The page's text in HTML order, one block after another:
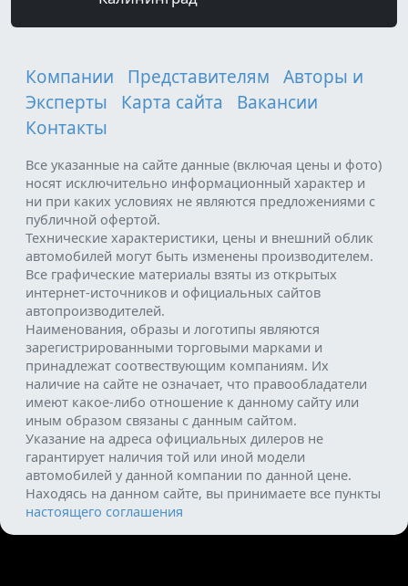
Компании Представителям
Авторы и
Эксперты
Карта сайта
Вакансии
Контакты
Все указанные на сайте данные (включая цены и фото)
носят исключительно информационный характер и
ни при каких условиях не являются предложениями с
публичной офертой.
Технические характеристики, цены и внешний облик
автомобилей могут быть изменены производителем.
Все графические материалы взяты из открытых
интернет-источников и официальных сайтов
автопроизводителей.
Наименования, образы и логотипы являются
зарегистрированными торговыми марками и
принадлежат соотвествующим компаниям. Их
наличие на сайте не означает, что правообладатели
имеют какое-либо отношение к данному сайту или
иным образом связаны с данным сайтом.
Указание на адреса официальных дилеров не
гарантирует наличия той или иной модели
автомобилей у данной компании по данной цене.
Находясь на данном сайте, вы принимаете все пункты
настоящего соглашения